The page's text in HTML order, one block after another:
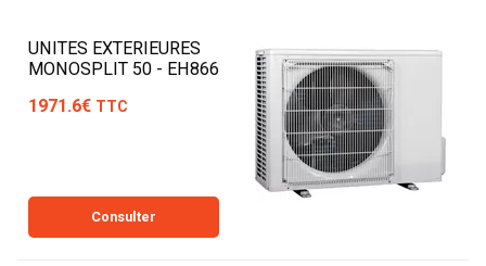
UNITES EXTERIEURES
MONOSPLIT 50 - EH866
1971.6€ TTC
Consulter